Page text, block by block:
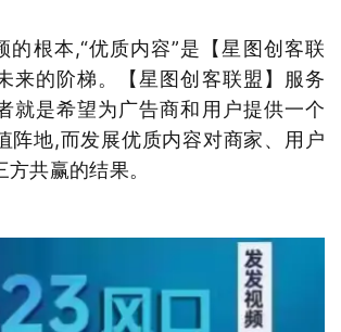
的根本,“优质内容”是【星图创客联
来的阶梯。【星图创客联盟】服务
就是希望为广告商和用户提供一个
阵地,而发展优质内容对商家、用户
共赢的结果。